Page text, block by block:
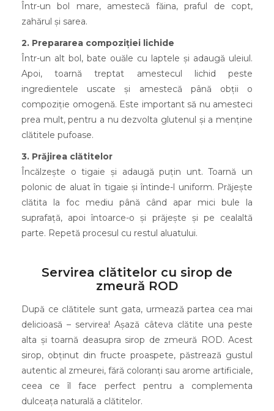
Într-un bol mare, amestecă făina, praful de copt,
zahărul și sarea.
2. Prepararea compoziției lichide
Într-un alt bol, bate ouăle cu laptele și adaugă uleiul.
Apoi, toarnă treptat amestecul lichid peste
ingredientele uscate și amestecă până obții o
compoziție omogenă. Este important să nu amesteci
prea mult, pentru a nu dezvolta glutenul și a menține
clătitele pufoase.
3. Prăjirea clătitelor
Încălzește o tigaie și adaugă puțin unt. Toarnă un
polonic de aluat în tigaie și întinde-l uniform. Prăjește
clătita la foc mediu până când apar mici bule la
suprafață, apoi întoarce-o și prăjește și pe cealaltă
parte. Repetă procesul cu restul aluatului.
Servirea clătitelor cu sirop de
zmeură ROD
După ce clătitele sunt gata, urmează partea cea mai
delicioasă – servirea! Așază câteva clătite una peste
alta și toarnă deasupra sirop de zmeură ROD. Acest
sirop, obținut din fructe proaspete, păstrează gustul
autentic al zmeurei, fără coloranți sau arome artificiale,
ceea ce îl face perfect pentru a complementa
dulceața naturală a clătitelor.